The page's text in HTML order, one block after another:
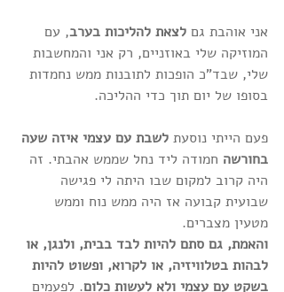
אני אוהבת גם לצאת להליכות בערב, עם
המוזיקה שלי באוזניים, רק אני והמחשבות
שלי, שבד"כ הופכות לתובנות ממש נחמדות
בסופו של יום תוך כדי ההליכה.
פעם הייתי נוסעת לשבת עם עצמי איזה שעה
בחורשה חמודה ליד נחל שממש אהבתי. זה
היה קרוב למקום שבו היתה לי פגישה
שבועית קבועה אז היה ממש נוח וממש
מטעין מצברים.
והאמת, גם סתם להיות לבד בבית, ולנגן, או
לבהות בטלוויזיה, או לקרוא, ופשוט להיות
בשקט עם עצמי ולא לעשות כלום. לפעמים